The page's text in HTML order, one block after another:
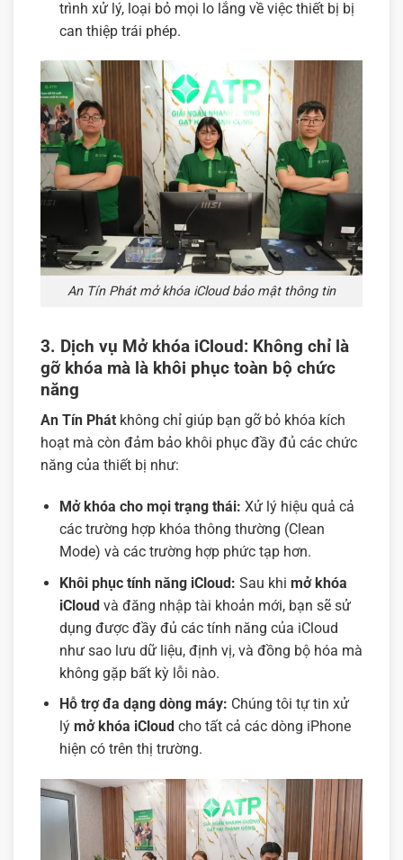
trình xử lý, loại bỏ mọi lo lắng về việc thiết bị bị
can thiệp trái phép.
An Tín Phát mở khóa iCloud bảo mật thông tin
3. Dịch vụ Mở khóa iCloud: Không chỉ là
gỡ khóa mà là khôi phục toàn bộ chức
năng
An Tín Phát không chỉ giúp bạn gỡ bỏ khóa kích
hoạt mà còn đảm bảo khôi phục đầy đủ các chức
năng của thiết bị như:
Mở khóa cho mọi trạng thái: Xử lý hiệu quả cả
các trường hợp khóa thông thường (Clean
Mode) và các trường hợp phức tạp hơn.
Khôi phục tính năng iCloud: Sau khi mở khóa
iCloudvà đăng nhập tài khoản mới, bạn sẽ sử
dụng được đầy đủ các tính năng của iCloud
như sao lưu dữ liệu, định vị, và đồng bộ hóa mà
không gặp bất kỳ lỗi nào.
Hỗ trợ đa dạng dòng máy: Chúng tôi tự tin xử
lý mở khóa iCloud cho tất cả các dòng iPhone
hiện có trên thị trường.